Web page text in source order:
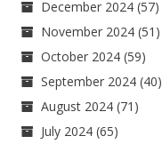
December 2024 (57)
November 2024 (51)
October 2024 (59)
September 2024 (40)
August 2024 (71)
July 2024 (65)